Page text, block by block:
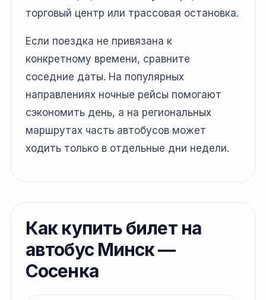
торговый центр или трассовая остановка.
Если поездка не привязана к
конкретному времени, сравните
соседние даты. На популярных
направлениях ночные рейсы помогают
сэкономить день, а на региональных
маршрутах часть автобусов может
ходить только в отдельные дни недели.
Как купить билет на
автобус Минск —
Сосенка